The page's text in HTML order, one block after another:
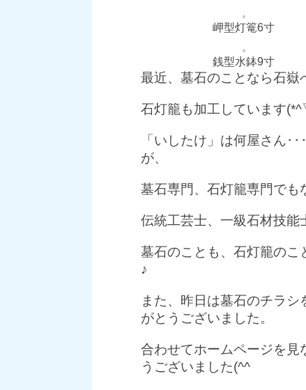
岬型灯篭6寸
銭型水鉢9寸
最近、墓石のことなら石
石灯籠も加工しています
「いしたけ」は何屋さん･
が、
墓石専門、石灯籠専門でも
伝統工芸士、一級石材技
墓石のことも、石灯籠のこ
♪
また、昨日は墓石のチラ
がとうございました。
合わせてホームページを見
うございました(^^ゞ